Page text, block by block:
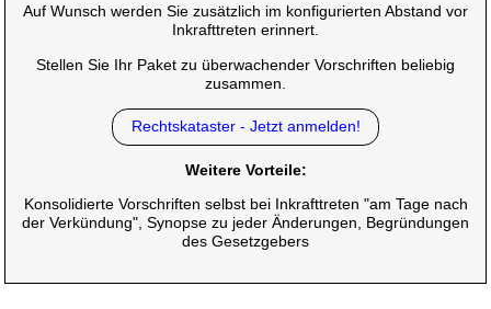
Auf Wunsch werden Sie zusätzlich im konfigurierten Abstand vor
Inkrafttreten erinnert.
Stellen Sie Ihr Paket zu überwachender Vorschriften beliebig
zusammen.
Rechtskataster - Jetzt anmelden!
Weitere Vorteile:
Konsolidierte Vorschriften selbst bei Inkrafttreten "am Tage nach
der Verkündung", Synopse zu jeder Änderungen, Begründungen
des Gesetzgebers